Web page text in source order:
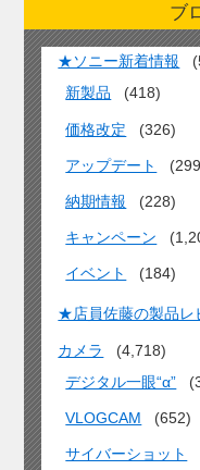
ブ
★ソニー新着情報
新製品
(418)
価格改定 (326)
アップデート
納期情報 (228)
キャンペーン
イベント (184)
★店員佐藤の製品レ
カメラ
(4,718)
デジタル一眼“α”
VLOGCAM (652)
サイバーショット